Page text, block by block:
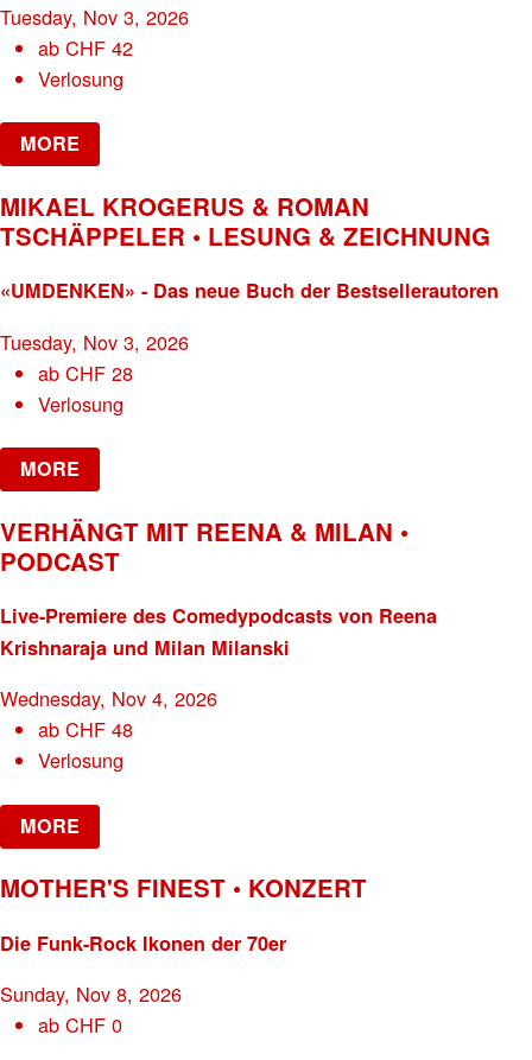
Tuesday, Nov 3, 2026
abCHF 42
Verlosung
MORE
MIKAEL KROGERUS & ROMAN
TSCHÄPPELER • LESUNG & ZEICHNUNG
«UMDENKEN» - Das neue Buch der Bestsellerautoren
Tuesday, Nov 3, 2026
abCHF 28
Verlosung
MORE
VERHÄNGT MIT REENA & MILAN •
PODCAST
Live-Premiere des Comedypodcasts von Reena
Krishnaraja und Milan Milanski
Wednesday, Nov 4, 2026
abCHF 48
Verlosung
MORE
MOTHER'S FINEST • KONZERT
Die Funk-Rock Ikonen der 70er
Sunday, Nov 8, 2026
abCHF 0